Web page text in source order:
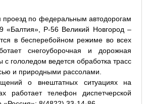
по федеральным автодорогам
«Балтия», Р-56 Великий Новгород –
в бесперебойном режиме во всех
снегоуборочная и дорожная
с гололедом ведется обработка трасс
и природными рассолами.
о внештатных ситуациях на
работает телефон диспетчерской